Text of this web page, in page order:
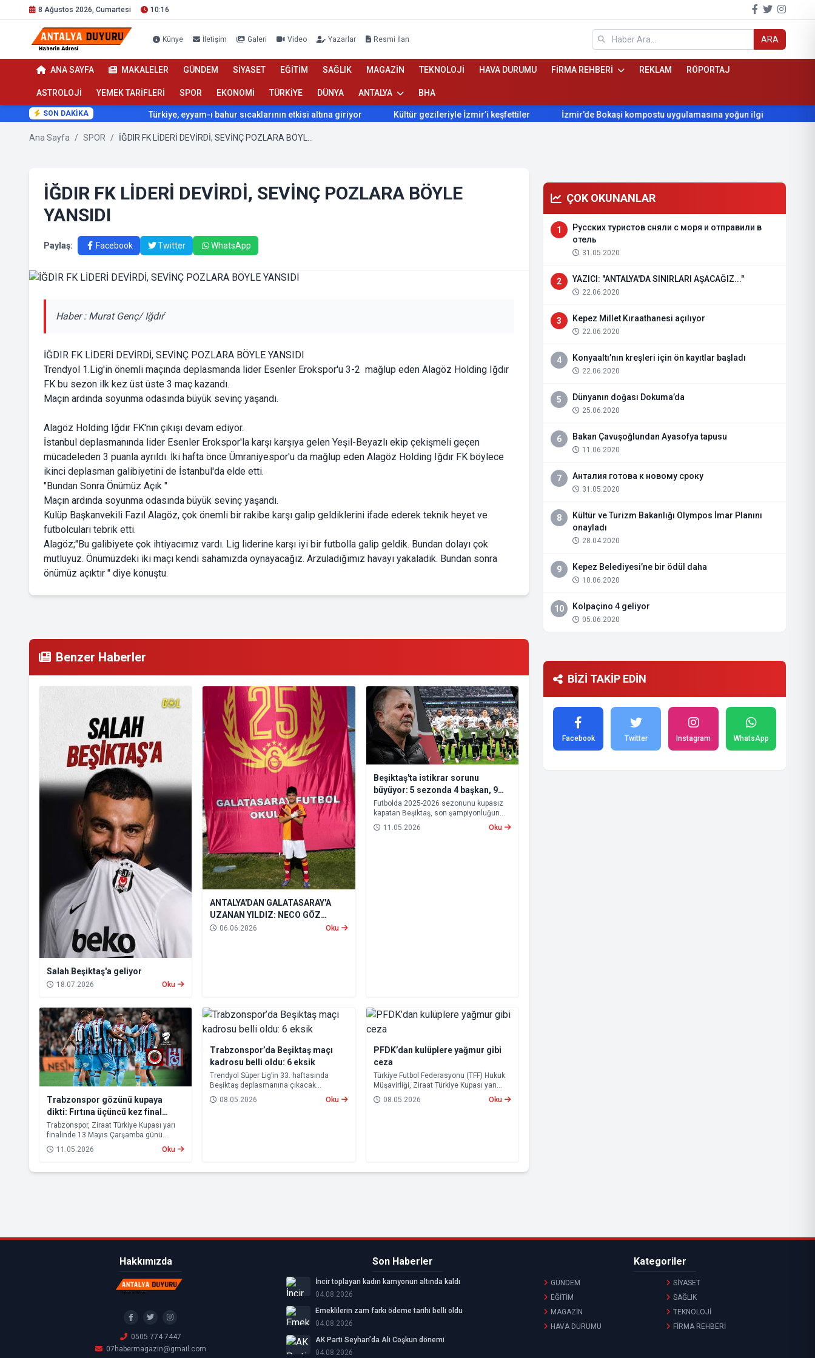
8 Ağustos 2026, Cumartesi 10:16
Künye İletişim Galeri Video Yazarlar Resmi İlan ARA
ANA SAYFA MAKALELER GÜNDEM SİYASET EĞİTİM SAĞLIK MAGAZİN TEKNOLOJİ HAVA DURUMU FİRMA REHBERİ REKLAM RÖPORTAJ
ASTROLOJİ YEMEK TARİFLERİ SPOR EKONOMİ TÜRKİYE DÜNYA ANTALYA BHA
SON DAKİKA Türkiye, eyyam-ı bahur sıcaklarının etkisi altına giriyor Kültür gezileriyle İzmir’i keşfettiler İzmir’de Bokaşi kompostu uygulamasına yoğun ilgi
Ana Sayfa / SPOR /
İĞDIR FK LİDERİ DEVİRDİ, SEVİNÇ POZLARA BÖYLE
YANSIDI
Paylaş: Facebook Twitter WhatsApp
Haber : Murat Genç/ Iğdıŕ
İĞDIR FK LİDERİ DEVİRDİ, SEVİNÇ POZLARA BÖYLE YANSIDI
Trendyol 1.Lig'in önemli maçında deplasmanda lider Esenler Erokspor'u 3-2 mağlup eden Alagöz Holding Iğdır
FK bu sezon ilk kez üst üste 3 maç kazandı.
Maçın ardında soyunma odasında büyük sevinç yaşandı.
Alagöz Holding Iğdır FK'nın çıkışı devam ediyor.
İstanbul deplasmanında lider Esenler Erokspor'la karşı karşıya gelen Yeşil-Beyazlı ekip çekişmeli geçen
mücadeleden 3 puanla ayrıldı. İki hafta önce Ümraniyespor'u da mağlup eden Alagöz Holding Iğdır FK böylece
ikinci deplasman galibiyetini de İstanbul'da elde etti.
"Bundan Sonra Önümüz Açık "
Maçın ardında soyunma odasında büyük sevinç yaşandı.
Kulüp Başkanvekili Fazıl Alagöz, çok önemli bir rakibe karşı galip geldiklerini ifade ederek teknik heyet ve
futbolcuları tebrik etti.
Alagöz;"Bu galibiyete çok ihtiyacımız vardı. Lig liderine karşı iyi bir futbolla galip geldik. Bundan dolayı çok
mutluyuz. Önümüzdeki iki maçı kendi sahamızda oynayacağız. Arzuladığımız havayı yakaladık. Bundan sonra
önümüz açıktır " diye konuştu.
Benzer Haberler
Salah Beşiktaş'a geliyor
18.07.2026 Oku
ANTALYA'DAN GALATASARAY'A
UZANAN YILDIZ: NECO GÖZ
DOLDURUYOR!
06.06.2026 Oku
Beşiktaş'ta istikrar sorunu
büyüyor: 5 sezonda 4 başkan, 9
teknik adam
Futbolda 2025-2026 sezonunu kupasız
kapatan Beşiktaş, son şampiyonluğun
ardından geçen süreçte yönetimden
teknik heyete, oyuncu kadrosundan
11.05.2026 Oku
Trabzonspor gözünü kupaya
dikti: Fırtına üçüncü kez final
istiyor
Trabzonspor, Ziraat Türkiye Kupası yarı
finalinde 13 Mayıs Çarşamba günü
Natura Dünyası Gençlerbirliği ile
deplasmanda karşı karşıya gelecek.
11.05.2026 Oku
Trabzonspor’da Beşiktaş maçı
kadrosu belli oldu: 6 eksik
Trendyol Süper Lig’in 33. haftasında
Beşiktaş deplasmanına çıkacak
Trabzonspor’un kamp kadrosu belli oldu.
08.05.2026 Oku
PFDK’dan kulüplere yağmur gibi
ceza
Türkiye Futbol Federasyonu (TFF) Hukuk
Müşavirliği, Ziraat Türkiye Kupası yarı
finalinde yaşanan olayların ardından
Beşiktaş ve Tümosan Konyaspor’u
08.05.2026 Oku
ÇOK OKUNANLAR
1
Русских туристов сняли с моря и отправили в
отель
31.05.2020
2 YAZICI: "ANTALYA'DA SINIRLARI AŞACAĞIZ..."
22.06.2020
3 Kepez Millet Kıraathanesi açılıyor
22.06.2020
4 Konyaaltı’nın kreşleri için ön kayıtlar başladı
22.06.2020
5 Dünyanın doğası Dokuma’da
25.06.2020
6 Bakan Çavuşoğlundan Ayasofya tapusu
11.06.2020
7 Анталия готова к новому сроку
31.05.2020
8
Kültür ve Turizm Bakanlığı Olympos İmar Planını
onayladı
28.04.2020
9 Kepez Belediyesi’ne bir ödül daha
10.06.2020
10 Kolpaçino 4 geliyor
05.06.2020
BİZİ TAKİP EDİN
Facebook Twitter Instagram WhatsApp
Hakkımızda
0505 774 7447
07habermagazin@gmail.com
Son Haberler
İncir toplayan kadın kamyonun altında kaldı
04.08.2026
Emeklilerin zam farkı ödeme tarihi belli oldu
04.08.2026
AK Parti Seyhan’da Ali Coşkun dönemi
04.08.2026
Kategoriler
GÜNDEM
SİYASET
EĞİTİM
SAĞLIK
MAGAZİN
TEKNOLOJİ
HAVA DURUMU
FİRMA REHBERİ